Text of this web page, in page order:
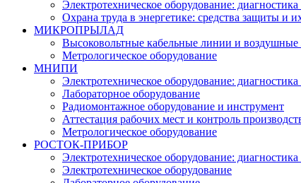
Электротехническое оборудование:
Охрана труда в энергетике: средства защиты и
МИКРОПРЫЛАД
Высоковольтные кабельные линии и
Метрологическое оборудование
МНИПИ
Электротехническое оборудование:
Лабораторное оборудование
Радиомонтажное оборудование и инструмент
Аттестация рабочих мест и контроль
Метрологическое оборудование
РОСТОК-ПРИБОР
Электротехническое оборудование:
Электротехническое оборудование